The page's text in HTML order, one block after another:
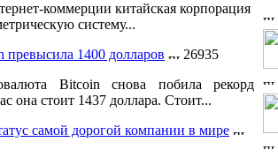
коммерции китайская корпорация
систему...
превысила 1400 долларов
26935
Bitcoin снова побила рекорд
она стоит 1437 доллара. Стоит...
самой дорогой компании в мире